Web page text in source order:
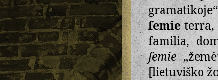
ſemieterra,
familia,
ſemie
[lietuviško